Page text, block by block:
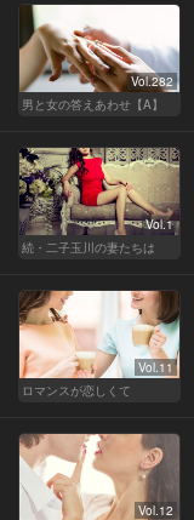
Vol.282
男と女の答えあわせ【A】
Vol.1
続・二子玉川の妻たちは
Vol.11
ロマンスが恋しくて
Vol.12